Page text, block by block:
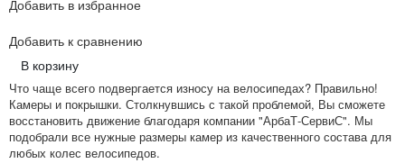
Добавить в избранное
Добавить к сравнению
В корзину
Что чаще всего подвергается износу на велосипедах? Правильно!
Камеры и покрышки. Столкнувшись с такой проблемой, Вы сможете
восстановить движение благодаря компании "АрбаТ-СервиС". Мы
подобрали все нужные размеры камер из качественного состава для
любых колес велосипедов.